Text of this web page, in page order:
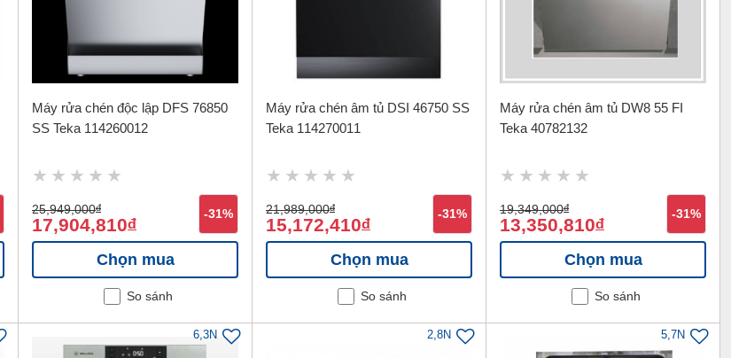
Máy rửa chén độc lập DFS 76850
SS Teka 114260012
25,949,000đ
17,904,810đ
-31%
Chọn mua
So sánh
Máy rửa chén âm tủ DSI 46750 SS
Teka 114270011
21,989,000đ
15,172,410đ
-31%
Chọn mua
So sánh
Máy rửa chén âm tủ DW8 55 FI
Teka 40782132
19,349,000đ
13,350,810đ
-31%
Chọn mua
So sánh
6,3N 2,8N 5,7N